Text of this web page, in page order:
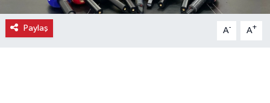
Paylaş A- A+
Keşfet